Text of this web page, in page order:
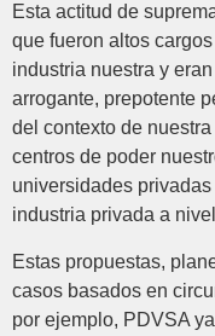
Esta actitud de
que fueron altos
industria nuestra y
arrogante, prepotente
del contexto de
centros de poder
universidades
industria privada a
Estas propuestas,
casos basados en
por ejemplo, PDVSA